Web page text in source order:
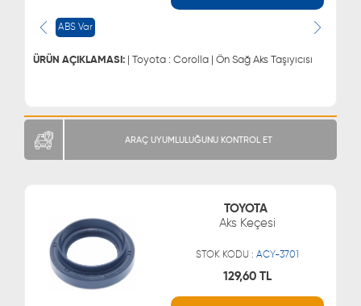
ABS Var
ÜRÜN AÇIKLAMASI: | Toyota : Corolla | Ön Sağ Aks Taşıyıcısı
WHATSAPP
0543 329 21 66
0543 329 21 55
ARAÇ UYUMLULUĞUNU KONTROL ET
TOYOTA
Aks Keçesi
STOK KODU : ACY-3701
129,60 TL